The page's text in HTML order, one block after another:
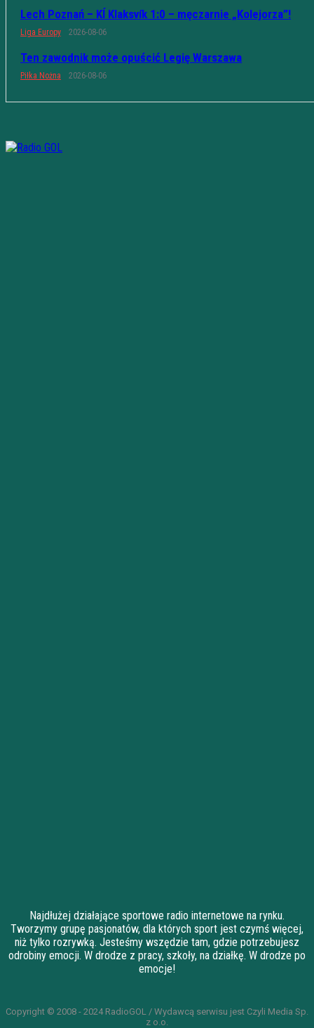
Lech Poznań – KÍ Klaksvík 1:0 – męczarnie „Kolejorza”!
Liga Europy 2026-08-06
Ten zawodnik może opuścić Legię Warszawa
Piłka Nożna 2026-08-06
Najdłużej działające sportowe radio internetowe na rynku.
Tworzymy grupę pasjonatów, dla których sport jest czymś więcej,
niż tylko rozrywką. Jesteśmy wszędzie tam, gdzie potrzebujesz
odrobiny emocji. W drodze z pracy, szkoły, na działkę. W drodze po
emocje!
Copyright © 2008 - 2024 RadioGOL / Wydawcą serwisu jest Czyli Media Sp.
z o.o.